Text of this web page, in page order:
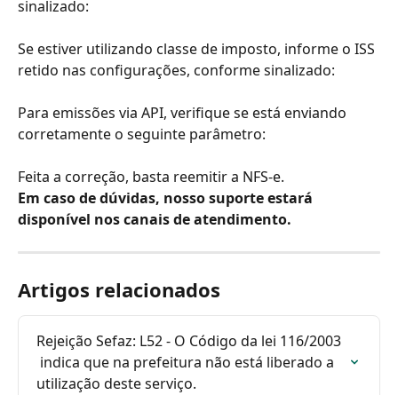
sinalizado:
Se estiver utilizando classe de imposto, informe o ISS
retido nas configurações, conforme sinalizado:
Para emissões via API, verifique se está enviando
corretamente o seguinte parâmetro:
Feita a correção, basta reemitir a NFS-e.
Em caso de dúvidas, nosso suporte estará
disponível nos canais de atendimento.
Artigos relacionados
Rejeição Sefaz: L52 - O Código da lei 116/2003
indica que na prefeitura não está liberado a
utilização deste serviço.